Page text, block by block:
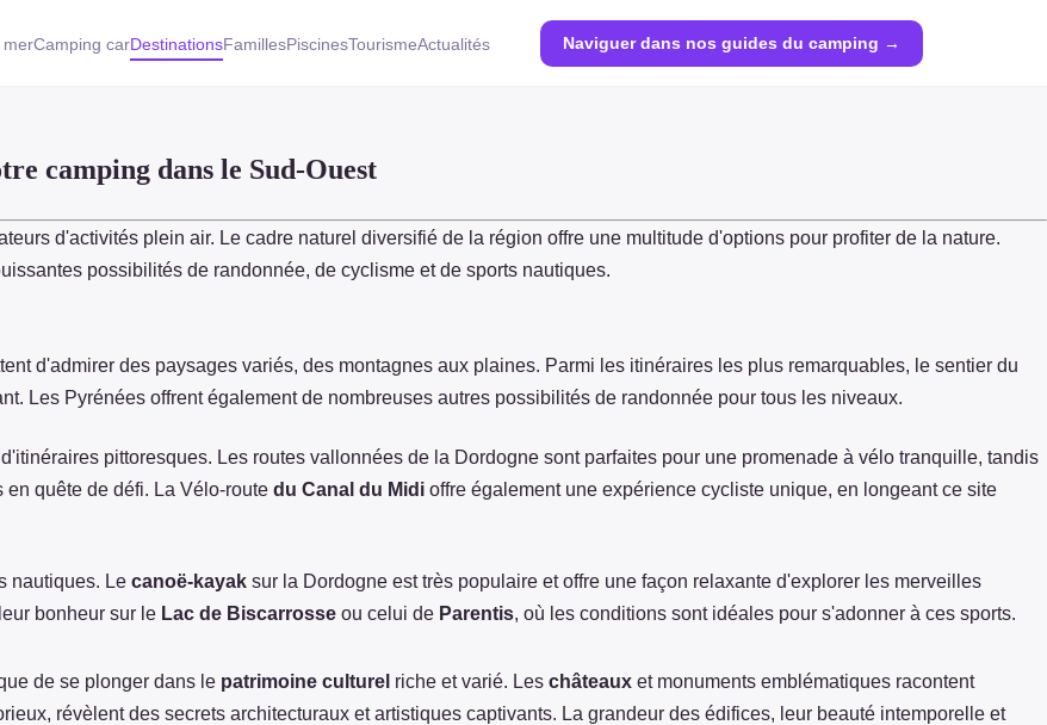
merCamping carDestinationsFamillesPiscinesTourismeActualités Naviguer dans nos guides du camping →
camping dans le Sud-Ouest
d'activités plein air. Le cadre naturel diversifié de la région offre une multitude d'options pour profiter de la nature.
possibilités de randonnée, de cyclisme et de sports nautiques.
d'admirer des paysages variés, des montagnes aux plaines. Parmi les itinéraires les plus remarquables, le sentier du
Les Pyrénées offrent également de nombreuses autres possibilités de randonnée pour tous les niveaux.
pittoresques. Les routes vallonnées de la Dordogne sont parfaites pour une promenade à vélo tranquille, tandis
quête de défi. La Vélo-route du Canal du Midi offre également une expérience cycliste unique, en longeant ce site
nautiques. Le canoë-kayak sur la Dordogne est très populaire et offre une façon relaxante d'explorer les merveilles
bonheur sur le Lac de Biscarrosse ou celui de Parentis, où les conditions sont idéales pour s'adonner à ces sports.
de se plonger dans le patrimoine culturel riche et varié. Les châteaux et monuments emblématiques racontent
révèlent des secrets architecturaux et artistiques captivants. La grandeur des édifices, leur beauté intemporelle et